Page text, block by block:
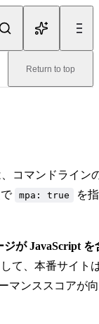
Return to top
、コマンドライン
で mpa: true
を
ジが JavaScript を
て、本番サイト
マンススコアが